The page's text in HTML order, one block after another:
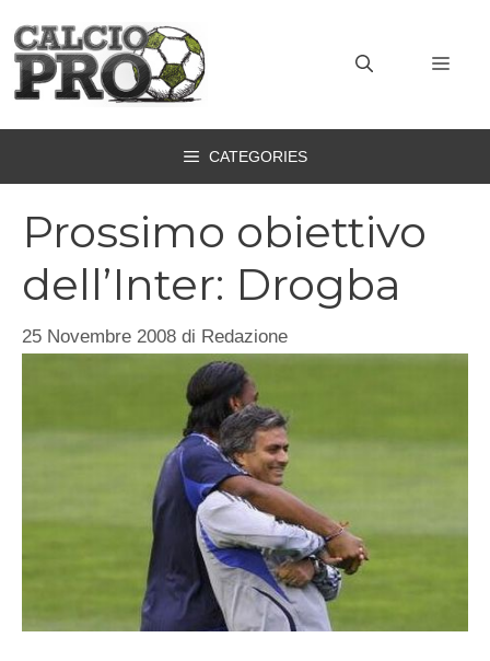
contenuto
CATEGORIES
Prossimo obiettivo
dell’Inter: Drogba
25 Novembre 2008 di Redazione